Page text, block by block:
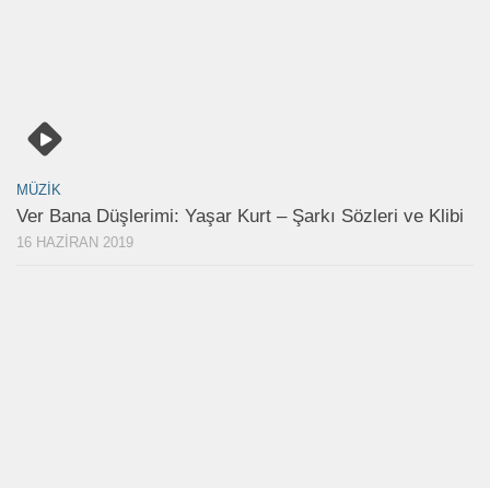
MÜZIK
Ver Bana Düşlerimi: Yaşar Kurt – Şarkı Sözleri ve Klibi
16 HAZIRAN 2019